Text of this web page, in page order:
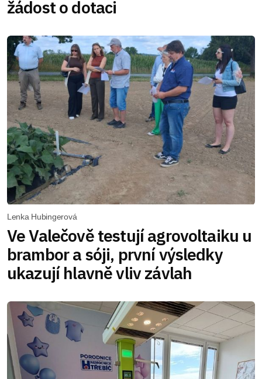
žádost o dotaci
Lenka Hubingerová
Ve Valečově testují agrovoltaiku u
brambor a sóji, první výsledky
ukazují hlavně vliv závlah